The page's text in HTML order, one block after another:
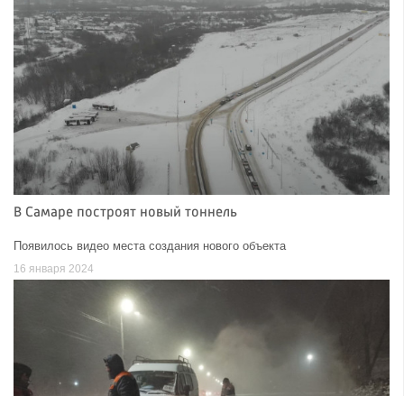
В Самаре построят новый тоннель
Появилось видео места создания нового объекта
16 января 2024